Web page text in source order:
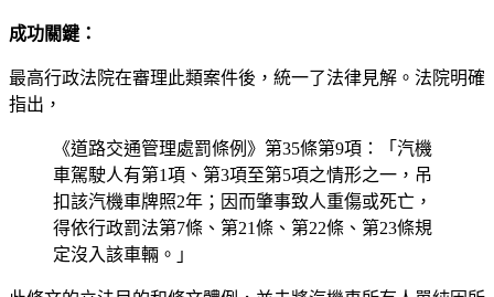
成功關鍵：
最高行政法院在審理此類案件後，統一了法律見解。法院明確
指出，
《道路交通管理處罰條例》第35條第9項：「汽機
車駕駛人有第1項、第3項至第5項之情形之一，吊
扣該汽機車牌照2年；因而肇事致人重傷或死亡，
得依行政罰法第7條、第21條、第22條、第23條規
定沒入該車輛。」